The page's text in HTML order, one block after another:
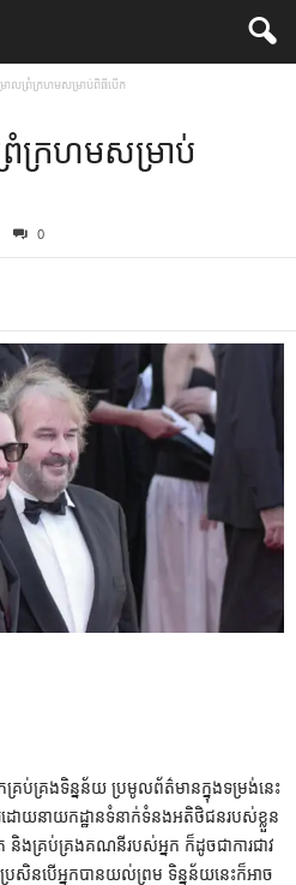
ម្រាលព្រំក្រហមសម្រាប់ពិធីបើក
រំក្រហមសម្រាប់
0
គ្រប់គ្រងទិន្នន័យ ប្រមូលព័ត៌មានក្នុងទម្រង់នេះ
ដោយនាយកដ្ឋានទំនាក់ទំនងអតិថិជនរបស់ខ្លួន
ងគ្រប់គ្រងគណនីរបស់អ្នក ក៏ដូចជាការជាវ
ប្រសិនបើអ្នកបានយល់ព្រម ទិន្នន័យនេះក៏អាច